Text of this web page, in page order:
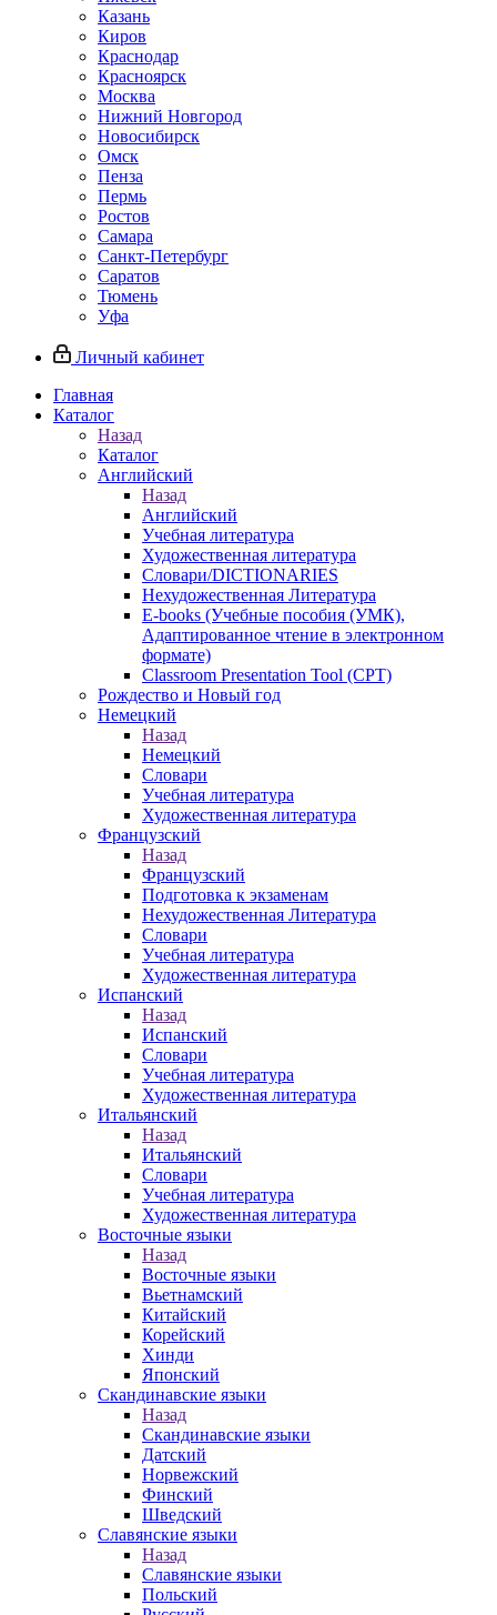
Казань
Киров
Краснодар
Красноярск
Москва
Нижний Новгород
Новосибирск
Омск
Пенза
Пермь
Ростов
Самара
Санкт-Петербург
Саратов
Тюмень
Уфа
Личный кабинет
Главная
Каталог
Назад
Каталог
Английский
Назад
Английский
Учебная литература
Художественная литература
Словари/DICTIONARIES
Нехудожественная Литература
E-books (Учебные пособия (УМК),
Адаптированное чтение в электронном
формате)
Classroom Presentation Tool (CPT)
Рождество и Новый год
Немецкий
Назад
Немецкий
Словари
Учебная литература
Художественная литература
Французский
Назад
Французский
Подготовка к экзаменам
Нехудожественная Литература
Словари
Учебная литература
Художественная литература
Испанский
Назад
Испанский
Словари
Учебная литература
Художественная литература
Итальянский
Назад
Итальянский
Словари
Учебная литература
Художественная литература
Восточные языки
Назад
Восточные языки
Вьетнамский
Китайский
Корейский
Хинди
Японский
Скандинавские языки
Назад
Скандинавские языки
Датский
Норвежский
Финский
Шведский
Славянские языки
Назад
Славянские языки
Польский